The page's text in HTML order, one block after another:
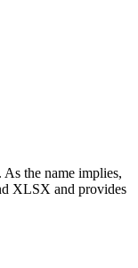
the name implies,
XLSX and provides